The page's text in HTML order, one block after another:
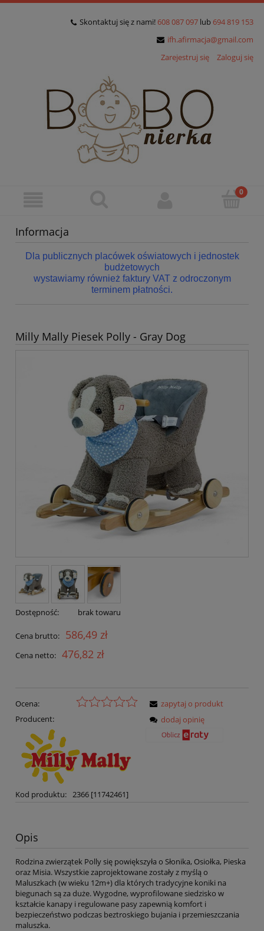
Skontaktuj się z nami! 608 087 097 lub 694 819 153
ifh.afirmacja@gmail.com
Zarejestruj się
Zaloguj się
Informacja
Dla publicznych placówek oświatowych i jednostek
budżetowych
wystawiamy również faktury VAT z odroczonym
terminem płatności.
Milly Mally Piesek Polly - Gray Dog
Dostępność: brak towaru
Cena brutto: 586,49 zł
Cena netto: 476,82 zł
Ocena:
Producent:
Kod produktu: 2366 [11742461]
zapytaj o produkt
dodaj opinię
Opis
Rodzina zwierzątek Polly się powiększyła o Słonika, Osiołka, Pieska
oraz Misia. Wszystkie zaprojektowane zostały z myślą o
Maluszkach (w wieku 12m+) dla których tradycyjne koniki na
biegunach są za duże. Wygodne, wyprofilowane siedzisko w
kształcie kanapy i regulowane pasy zapewnią komfort i
bezpieczeństwo podczas beztroskiego bujania i przemieszczania
maluszka.